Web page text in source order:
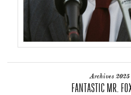
Archives 2025
FANTASTIC MR.